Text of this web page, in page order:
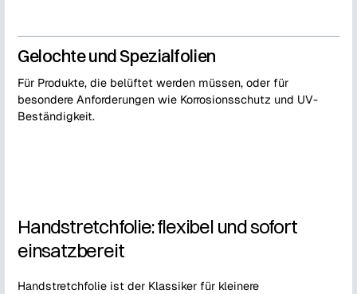
Gelochte und Spezialfolien
Für Produkte, die belüftet werden müssen, oder für
besondere Anforderungen wie Korrosionsschutz und UV-
Beständigkeit.
Handstretchfolie: flexibel und sofort
einsatzbereit
Handstretchfolie ist der Klassiker für kleinere